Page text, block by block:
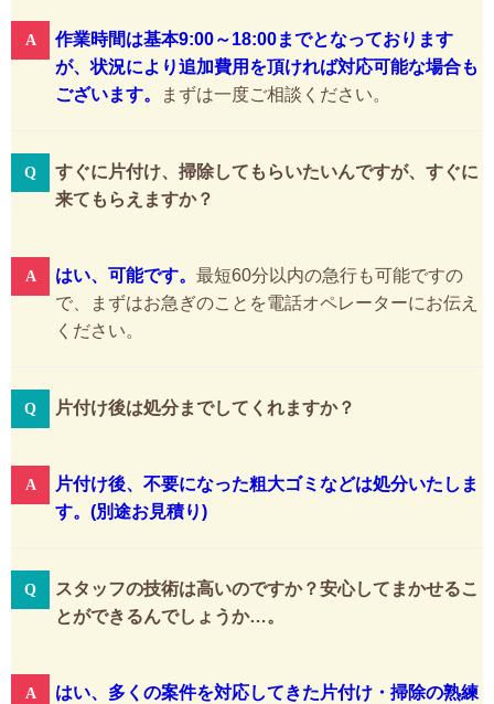
作業時間は基本9:00～18:00までとなっております
が、状況により追加費用を頂ければ対応可能な場合も
ございます。
まずは一度ご相談ください。
すぐに片付け、掃除してもらいたいんですが、すぐに
来てもらえますか？
はい、可能です。 最短60分以内の急行も可能ですの
で、まずはお急ぎのことを電話オペレーターにお伝え
ください。
片付け後は処分までしてくれますか？
片付け後、不要になった粗大ゴミなどは処分いたしま
す。(別途お見積り)
スタッフの技術は高いのですか？安心してまかせるこ
とができるんでしょうか…。
はい、多くの案件を対応してきた片付け・掃除の熟練